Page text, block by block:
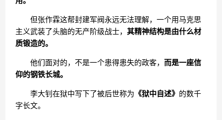
但张作霖这帮封建军阀永远无法理解，一个用马克思
主义武装了头脑的无产阶级战士，其精神结构是由什么材
质锻造的。
他们面对的，不是一个患得患失的政客，而是一座信
仰的钢铁长城。
李大钊在狱中写下了被后世称为 《狱中自述》 的数千
字长文。